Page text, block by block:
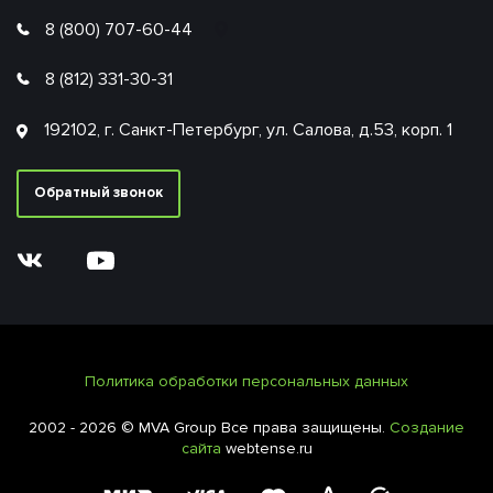
8 (800) 707-60-44
8 (812) 331-30-31
192102, г. Санкт-Петербург, ул. Салова, д.53, корп. 1
Обратный звонок
Политика обработки персональных данных
2002 - 2026 © MVA Group Все права защищены. Создание
сайта webtense.ru